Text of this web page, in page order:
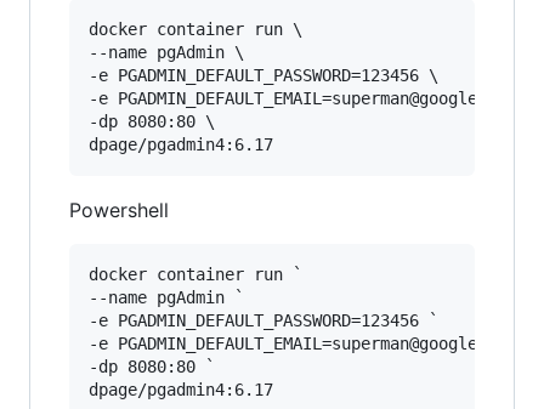
docker container run \
--name pgAdmin \
-e PGADMIN_DEFAULT_PASSWORD=123456 \
-e PGADMIN_DEFAULT_EMAIL=superman@google.com \
-dp 8080:80 \
Powershell
docker container run `
--name pgAdmin `
-e PGADMIN_DEFAULT_PASSWORD=123456 `
-e PGADMIN_DEFAULT_EMAIL=superman@google.com `
-dp 8080:80 `